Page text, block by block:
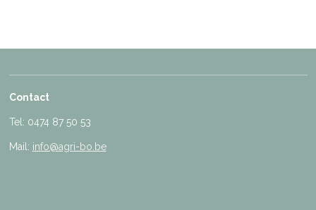
Contact
Tel: 0474 87 50 53
Mail: info@agri-bo.be